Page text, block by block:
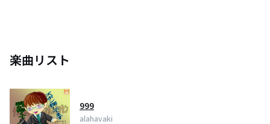
楽曲リスト
999
alahavaki